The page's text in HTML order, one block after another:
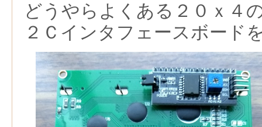
どうやらよくある２０ｘ４
２Ｃインタフェースボード